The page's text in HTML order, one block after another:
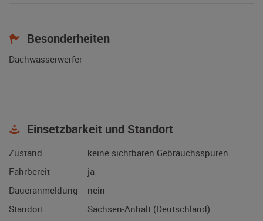
Besonderheiten
Dachwasserwerfer
Einsetzbarkeit und Standort
Zustand
keine sichtbaren Gebrauchsspuren
Fahrbereit
ja
Daueranmeldung
nein
Standort
Sachsen-Anhalt (Deutschland)